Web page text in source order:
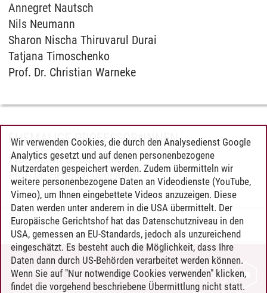
Annegret Nautsch
Nils Neumann
Sharon Nischa Thiruvarul Durai
Tatjana Timoschenko
Prof. Dr. Christian Warneke
EHEMALIGE PROFESSOR*INNEN
Prof. Dr. Ulf G. Baxmann
Prof. Dr. Heinrich Degenhart
IGM/10.03.2026
KONTAKT
LEUPHANA ALS ARBEITGEBER
Wir verwenden Cookies, die durch den Analysedienst Google
Analytics gesetzt und auf denen personenbezogene
Nutzerdaten gespeichert werden. Zudem übermitteln wir
weitere personenbezogene Daten an Videodienste (YouTube,
Vimeo), um Ihnen eingebettete Videos anzuzeigen. Diese
Daten werden unter anderem in die USA übermittelt. Der
Europäische Gerichtshof hat das Datenschutzniveau in den
USA, gemessen an EU-Standards, jedoch als unzureichend
eingeschätzt. Es besteht auch die Möglichkeit, dass Ihre
Daten dann durch US-Behörden verarbeitet werden können.
Wenn Sie auf "Nur notwendige Cookies verwenden" klicken,
findet die vorgehend beschriebene Übermittlung nicht statt.